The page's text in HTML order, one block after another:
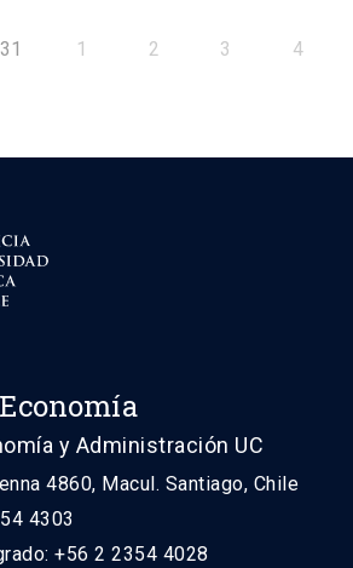
31 1 2 3 4
y Administración UC
4860, Macul. Santiago, Chile
4303
+56 2 2354 4028